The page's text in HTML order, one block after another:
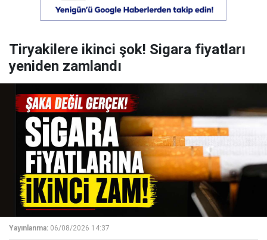
Tiryakilere ikinci şok! Sigara fiyatları
yeniden zamlandı
Yayınlanma: 06/08/2026 14:37